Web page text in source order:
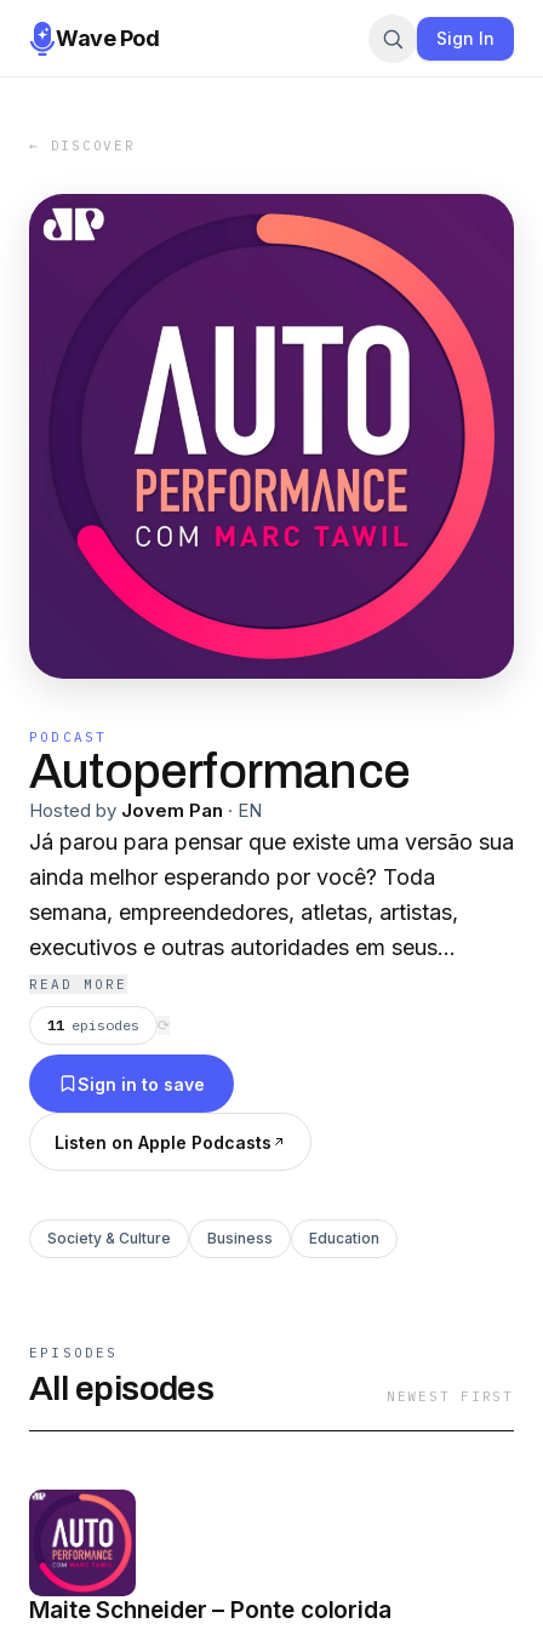
Wave Pod Sign In
← DISCOVER
PODCAST
Autoperformance
Hosted by Jovem Pan · EN
Já parou para pensar que existe uma versão sua
ainda melhor esperando por você? Toda
semana, empreendedores, atletas, artistas,
executivos e outras autoridades em seus
segmentos dividem suas histórias, segredos,
desafios, visões de mundo e insights para
inspirar você a ser mais produtivo, assertivo e
reflexivo. Um podcast Jovem Pan produzido e
apresentado por Marc Tawil. No LinkedIn,
Twitter, Instagram: @marctawil. Siga o Canal
https://t.me/marctawil
READ MORE
11 episodes ⟳
Sign in to save
Listen on Apple Podcasts
Society & Culture Business Education
EPISODES
All episodes NEWEST FIRST
Maite Schneider – Ponte colorida